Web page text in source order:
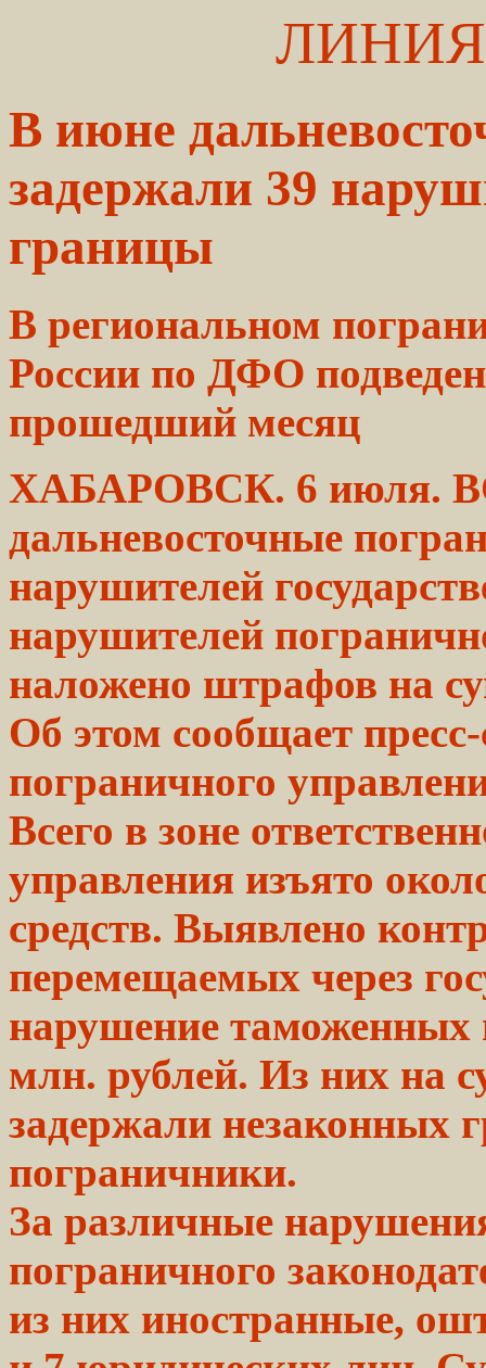
В июне
задержали 39
границы
В региональном
России по ДФО
прошедший месяц
ХАБАРОВСК. 6 июля.
дальневосточные
нарушителей
нарушителей
наложено штрафов на
Об этом сообщает
пограничного
Всего в зоне
управления изъято
средств. Выявлено
перемещаемых через
нарушение
млн. рублей. Из них на
задержали незаконных
пограничники.
За различные
пограничного
из них иностранные,